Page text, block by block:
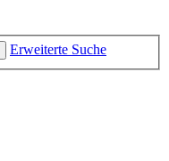
Erweiterte Suche